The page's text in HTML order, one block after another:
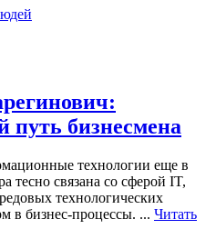
путь бизнесмена
технологии еще в
тесно связана со сферой IT,
технологических
в бизнес-процессы. ... Читать